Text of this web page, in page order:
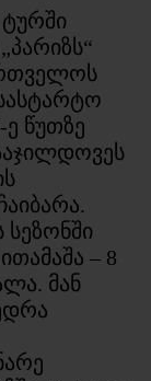
წუთზე
სეზონში
– 8
მან